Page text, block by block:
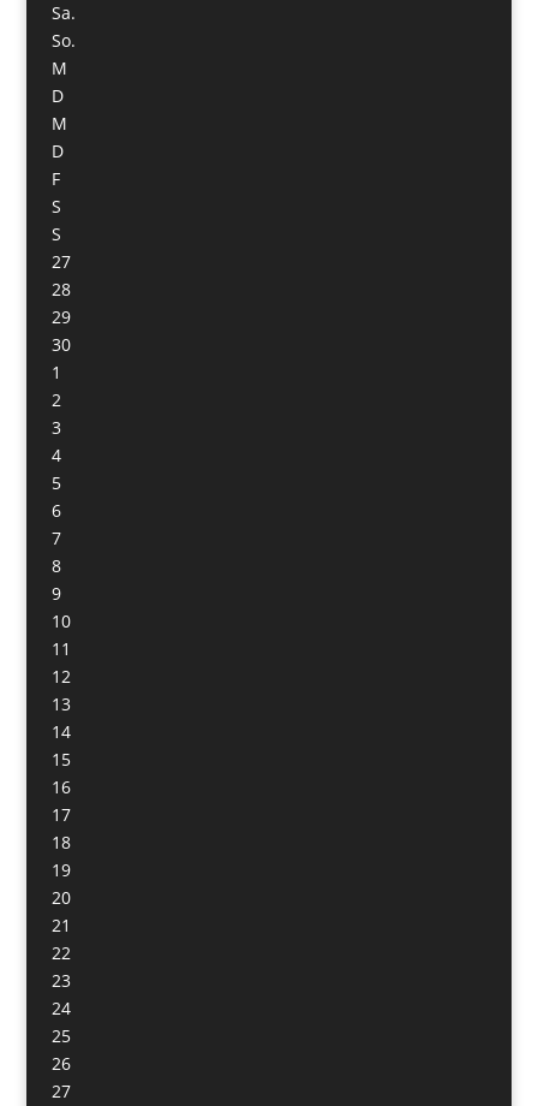
Sa.
So.
M
D
M
D
F
S
S
27
28
29
30
1
2
3
4
5
6
7
8
9
10
11
12
13
14
15
16
17
18
19
20
21
22
23
24
25
26
27